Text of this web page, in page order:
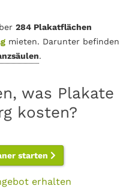
284 Plakatflächen
mieten. Darunter befinden
.
was Plakate
kosten?
starten
erhalten